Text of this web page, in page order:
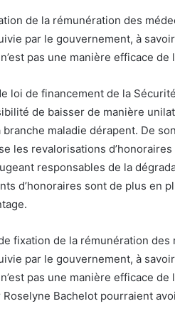
de la rémunération des
par le gouvernement, à
pas une manière efficace de
loi de financement de la
de baisser de manière
maladie dérapent. De
les revalorisations
responsables de la
d’honoraires sont de plus en
fixation de la rémunération
par le gouvernement, à
pas une manière efficace
Bachelot pourraient